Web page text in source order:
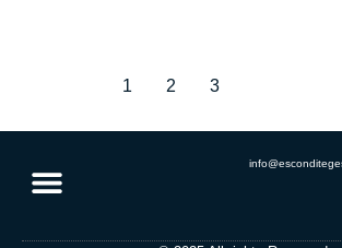
1 2 3